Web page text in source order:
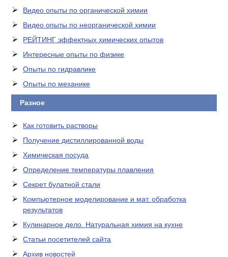
Видео опыты по органической химии
Видео опыты по неорганической химии
РЕЙТИНГ эффектных химических опытов
Интересные опыты по физике
Опыты по гидравлике
Опыты по механике
Разное
Как готовить растворы
Получение дистиллированной воды
Химическая посуда
Определение температуры плавления
Секрет булатной стали
Компьютерное моделирование и мат. обработка
результатов
Кулинарное дело. Натуральная химия на кухне
Статьи посетителей сайта
Архив новостей